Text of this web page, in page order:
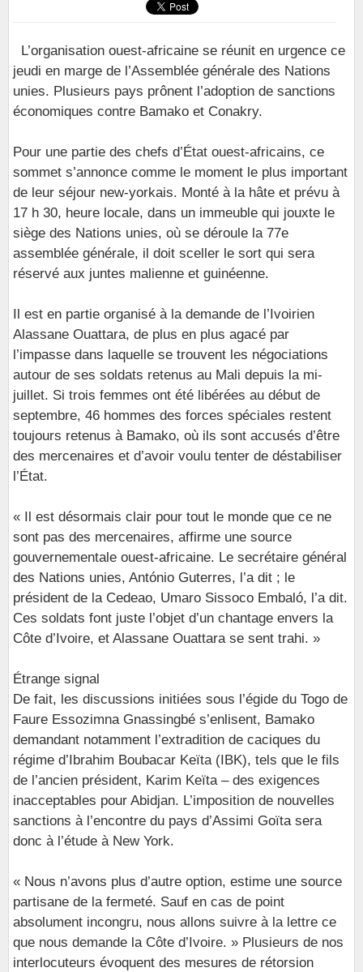
L’organisation ouest-africaine se réunit en urgence ce
jeudi en marge de l’Assemblée générale des Nations
unies. Plusieurs pays prônent l’adoption de sanctions
économiques contre Bamako et Conakry.
Pour une partie des chefs d’État ouest-africains, ce
sommet s’annonce comme le moment le plus important
de leur séjour new-yorkais. Monté à la hâte et prévu à
17 h 30, heure locale, dans un immeuble qui jouxte le
siège des Nations unies, où se déroule la 77e
assemblée générale, il doit sceller le sort qui sera
réservé aux juntes malienne et guinéenne.
Il est en partie organisé à la demande de l’Ivoirien
Alassane Ouattara, de plus en plus agacé par
l’impasse dans laquelle se trouvent les négociations
autour de ses soldats retenus au Mali depuis la mi-
juillet. Si trois femmes ont été libérées au début de
septembre, 46 hommes des forces spéciales restent
toujours retenus à Bamako, où ils sont accusés d’être
des mercenaires et d’avoir voulu tenter de déstabiliser
l’État.
« Il est désormais clair pour tout le monde que ce ne
sont pas des mercenaires, affirme une source
gouvernementale ouest-africaine. Le secrétaire général
des Nations unies, António Guterres, l’a dit ; le
président de la Cedeao, Umaro Sissoco Embaló, l’a dit.
Ces soldats font juste l’objet d’un chantage envers la
Côte d’Ivoire, et Alassane Ouattara se sent trahi. »
Étrange signal
De fait, les discussions initiées sous l’égide du Togo de
Faure Essozimna Gnassingbé s’enlisent, Bamako
demandant notamment l’extradition de caciques du
régime d’Ibrahim Boubacar Keïta (IBK), tels que le fils
de l’ancien président, Karim Keïta – des exigences
inacceptables pour Abidjan. L’imposition de nouvelles
sanctions à l’encontre du pays d’Assimi Goïta sera
donc à l’étude à New York.
« Nous n’avons plus d’autre option, estime une source
partisane de la fermeté. Sauf en cas de point
absolument incongru, nous allons suivre à la lettre ce
que nous demande la Côte d’Ivoire. » Plusieurs de nos
interlocuteurs évoquent des mesures de rétorsion